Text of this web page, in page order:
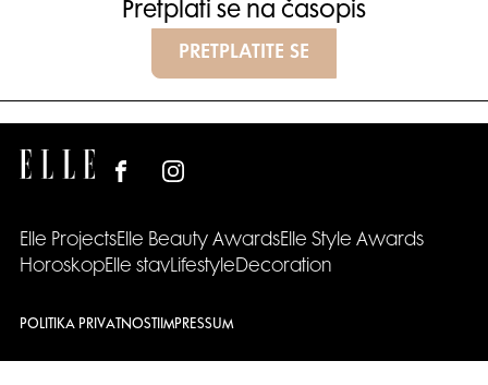
Pretplati se na časopis
PRETPLATITE SE
Elle ProjectsElle Beauty AwardsElle Style Awards
HoroskopElle stavLifestyleDecoration
POLITIKA PRIVATNOSTI IMPRESSUM